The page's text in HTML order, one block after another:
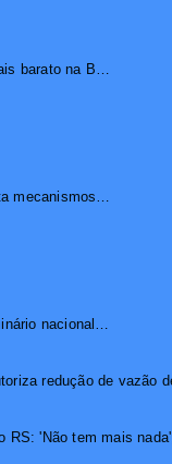
Gás de cozinha fica mais barato na Bahia após redução de 7,1%
TRE da Bahia apresenta mecanismos de segurança das urnas e nova ordem de votação para eleições
Ilhéus participa de seminário nacional sobre turismo sustentável e captação de investimentos